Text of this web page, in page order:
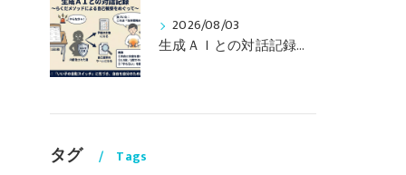
2026/08/03
生成ＡＩとの対話記録（その１） 〜らくだメソッドによる自己観察をめぐって〜
タグ Tags